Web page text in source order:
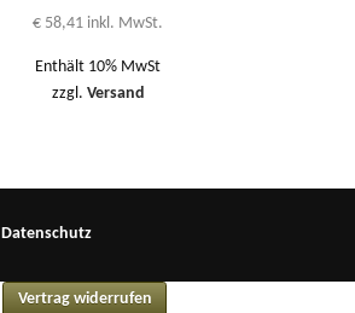
€ 58,41 inkl. MwSt.
Enthält 10% MwSt
zzgl. Versand
Datenschutz
Vertrag widerrufen